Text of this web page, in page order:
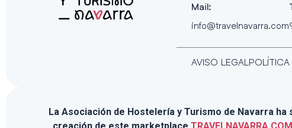
Mail:
info@travelnavarra.com
AVISO LEGAL
La Asociación de Hostelería y Turismo de Navarra